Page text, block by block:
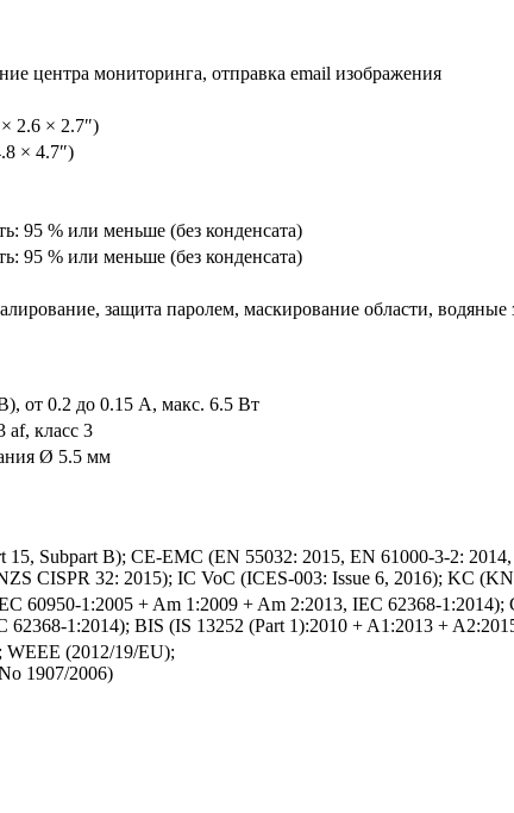
центра мониторинга, отправка email изображения
2.6 × 2.7″)
× 4.7″)
95 % или меньше (без конденсата)
95 % или меньше (без конденсата)
защита паролем, маскирование области, водяные
от 0.2 до 0.15 A, макс. 6.5 Вт
af, класс 3
Ø 5.5 мм
15, Subpart B); CE-EMC (EN 55032: 2015, EN 61000-3-2:
CISPR 32: 2015); IC VoC (ICES-003: Issue 6, 2016); KC
60950-1:2005 + Am 1:2009 + Am 2:2013, IEC 62368-
62368-1:2014); BIS (IS 13252 (Part 1):2010 + A1:2013 +
WEEE (2012/19/EU);
1907/2006)